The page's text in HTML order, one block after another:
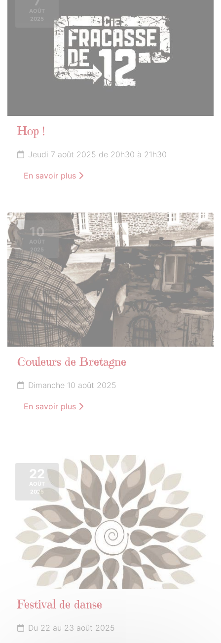
AOÛT
2025
Hop !
Jeudi 7 août 2025 de 20h30 à 21h30
En savoir plus
10
AOÛT
2025
Couleurs de Bretagne
Dimanche 10 août 2025
En savoir plus
22
AOÛT
2025
Festival de danse
Du 22 au 23 août 2025